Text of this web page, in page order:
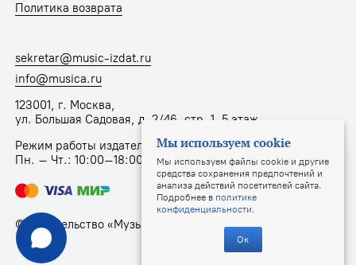
Политика возврата
sekretar@music-izdat.ru
info@musica.ru
123001, г. Москва,
ул. Большая Садовая, д. 2/46, стр. 1, 5 этаж
Режим работы издательства:
Пн. – Чт.: 10:00–18:00, Пт.: 10:00–17:00
© Издательство «Музыка», 2025
Мы используем cookie
Мы используем файлы cookie и другие
средства сохранения предпочтений и
анализа действий посетителей сайта.
Подробнее в политике
конфиденциальности.
Ок